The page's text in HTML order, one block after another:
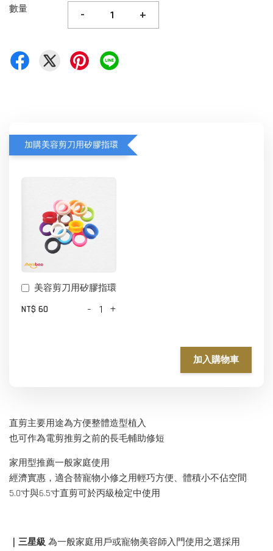
數量 - +
加購美容剪刀用矽膠指環
美容剪刀用矽膠指環
NT$ 60
- +
加入購物車
直剪主要用途為方便整體造型植入
也可作為電剪推剪之前的長毛輔助修短
家用型推薦一般家庭使用
經濟實惠，適合替寵物小修之用輕巧方便、體積小不佔空間
5.0寸與6.5寸直剪可於丙級檢定中使用
｜三星級 為一般家庭用戶或寵物美容師入門使用之選採用